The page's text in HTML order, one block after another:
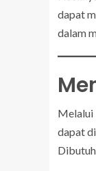
dapat
dalam
Melalui
dapat